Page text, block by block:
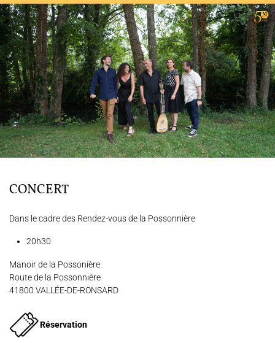
L'ENSEMBLE JACQUES MODERNE
JOËL SUHUBIETTE
AGENDA
PROGRAMMES
MÉDIATION CULTURELLE
DISCOGRAPHIE
Rechercher
Espace Artistes
CONCERT
Dans le cadre des Rendez-vous de la Possonnière
20h30
Manoir de la Possonière
Route de la Possonnière
41800 VALLÉE-DE-RONSARD
Réservation